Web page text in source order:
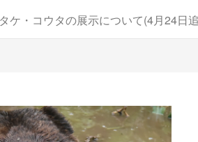
ケ・コウタの展示について(4月24日